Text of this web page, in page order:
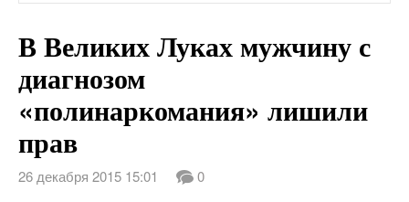
В Великих Луках мужчину с
диагнозом
«полинаркомания» лишили
прав
26 декабря 2015 15:01 0